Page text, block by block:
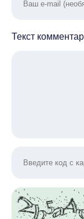
Текст